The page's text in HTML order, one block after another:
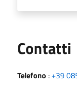
Contatti
Telefono : +39